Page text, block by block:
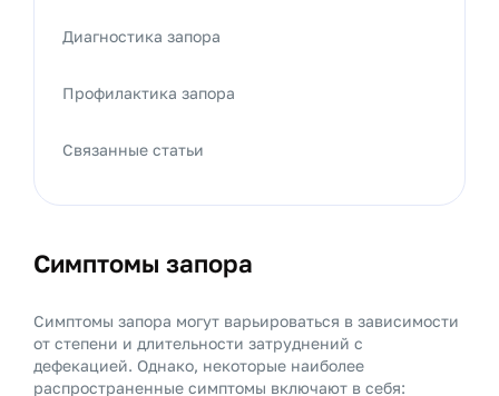
Симптомы запора
Симптомы запора могут варьироваться в зависимости
от степени и длительности затруднений с
дефекацией. Однако, некоторые наиболее
распространенные симптомы включают в себя:
Диагностика запора
Профилактика запора
Связанные статьи